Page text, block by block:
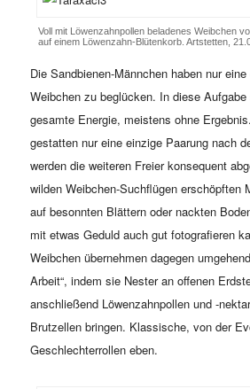
Voll mit Löwenzahnpollen beladenes Weibchen
auf einem Löwenzahn-Blütenkorb. Artstetten,
Die Sandbienen-Männchen haben nur
Weibchen zu beglücken. In diese
gesamte Energie, meistens ohne
gestatten nur eine einzige Paarung nach
werden die weiteren Freier konsequent
wilden Weibchen-Suchflügen erschöpften
auf besonnten Blättern oder nackten
mit etwas Geduld auch gut fotografieren
Weibchen übernehmen dagegen
Arbeit“, indem sie Nester an offenen
anschließend Löwenzahnpollen und -
Brutzellen bringen. Klassische, von der
Geschlechterrollen eben.